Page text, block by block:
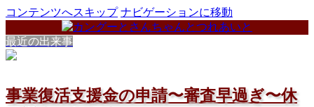
コンテンツへスキップ ナビゲーションに移動
最近の出来事
事業復活支援金の申請〜審査早過ぎ〜休